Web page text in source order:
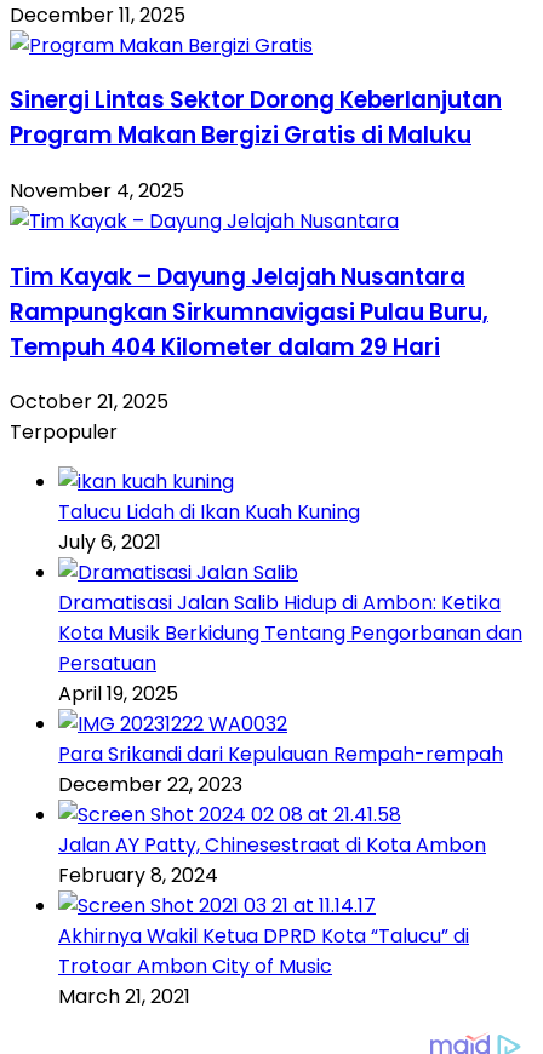
December 11, 2025
Sinergi Lintas Sektor Dorong Keberlanjutan
Program Makan Bergizi Gratis di Maluku
November 4, 2025
Tim Kayak – Dayung Jelajah Nusantara
Rampungkan Sirkumnavigasi Pulau Buru,
Tempuh 404 Kilometer dalam 29 Hari
October 21, 2025
Terpopuler
Talucu Lidah di Ikan Kuah Kuning
July 6, 2021
Dramatisasi Jalan Salib Hidup di Ambon: Ketika
Kota Musik Berkidung Tentang Pengorbanan dan
Persatuan
April 19, 2025
Para Srikandi dari Kepulauan Rempah-rempah
December 22, 2023
Jalan AY Patty, Chinesestraat di Kota Ambon
February 8, 2024
Akhirnya Wakil Ketua DPRD Kota “Talucu” di
Trotoar Ambon City of Music
March 21, 2021